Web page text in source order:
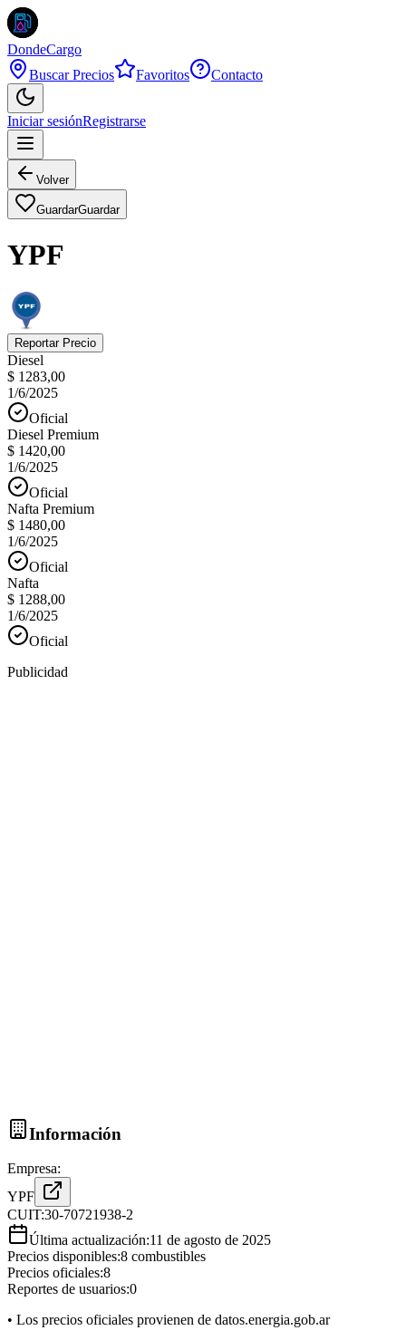
DondeCargo
Buscar Precios
Favoritos Contacto
Iniciar sesiónRegistrarse
Volver
GuardarGuardar
YPF
Reportar Precio
Diesel
$ 1283,00
1/6/2025
Oficial
Diesel Premium
$ 1420,00
1/6/2025
Oficial
Nafta Premium
$ 1480,00
1/6/2025
Oficial
Nafta
$ 1288,00
1/6/2025
Oficial
Publicidad
Información
Empresa:
YPF
CUIT:30-70721938-2
Última actualización:11 de agosto de 2025
Precios disponibles:8 combustibles
Precios oficiales:8
Reportes de usuarios:0
• Los precios oficiales provienen de datos.energia.gob.ar